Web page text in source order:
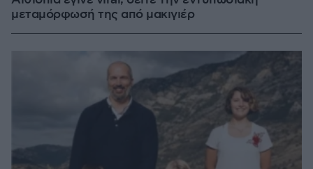
μεταμόρφωσή της από μακιγιέρ